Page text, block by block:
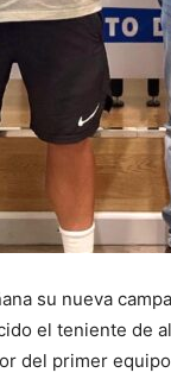
su nueva
el teniente de
del primer